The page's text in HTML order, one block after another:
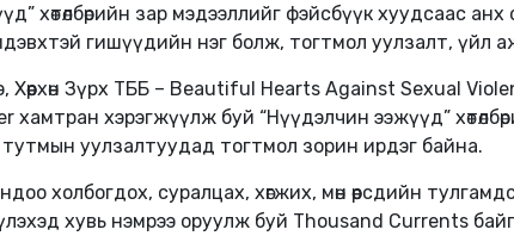
хөтөлбөрийн зар мэдээллийг фэйсбүүк хуудсаас
идэвхтэй гишүүдийн нэг болж, тогтмол уулзалт,
Зүрх ТББ – Beautiful Hearts Against Sexual
хамтран хэрэгжүүлж буй “Нүүдэлчин ээжүүд”
уулзалтуудад тогтмол зорин ирдэг байна.
холбогдох, суралцах, хөгжих, мөн өөрсдийн
хувь нэмрээ оруулж буй Thousand Currents